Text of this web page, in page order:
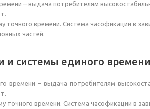
– выдача потребителям
времени. Система часофикации в
частей.
и системы единого времени
– выдача потребителям
времени. Система часофикации в